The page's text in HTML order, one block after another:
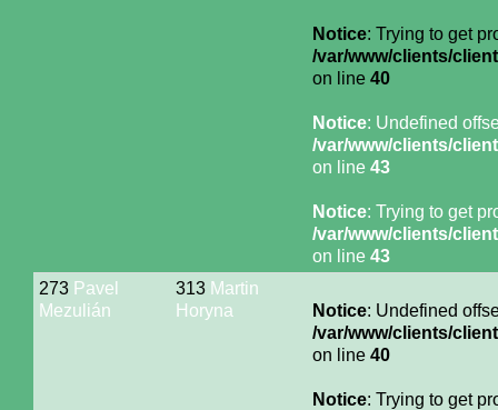
Notice: Trying to get
/var/www/clients/
on line 40
Notice: Undefined
/var/www/clients/
on line 43
Notice: Trying to get
/var/www/clients/
on line 43
273 Pavel
Mezulián
313 Martin
Horyna
Notice: Undefined
/var/www/clients/
on line 40
Notice: Trying to get